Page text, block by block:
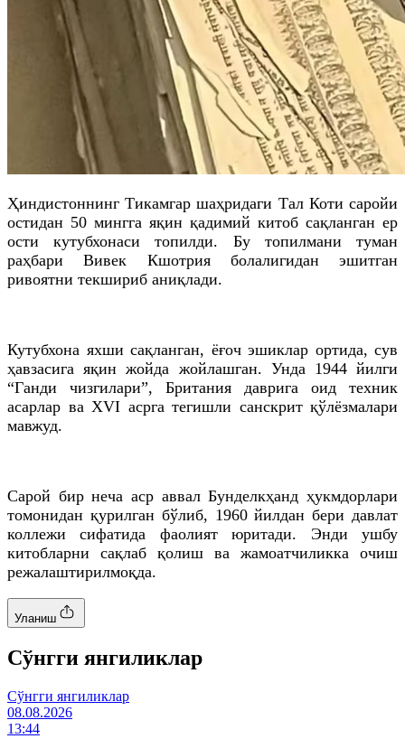
Ҳиндистоннинг Тикамгар шаҳридаги Тал Коти саройи
остидан 50 мингга яқин қадимий китоб сақланган ер
ости кутубхонаси топилди. Бу топилмани туман
раҳбари Вивек Кшотрия болалигидан эшитган
ривоятни текшириб аниқлади.
Кутубхона яхши сақланган, ёғоч эшиклар ортида, сув
ҳавзасига яқин жойда жойлашган. Унда 1944 йилги
“Ганди чизгилари”, Британия даврига оид техник
асарлар ва XVI асрга тегишли санскрит қўлёзмалари
мавжуд.
Сарой бир неча аср аввал Бунделкҳанд ҳукмдорлари
томонидан қурилган бўлиб, 1960 йилдан бери давлат
коллежи сифатида фаолият юритади. Энди ушбу
китобларни сақлаб қолиш ва жамоатчиликка очиш
режалаштирилмоқда.
Уланиш
Cўнгги янгиликлар
Cўнгги янгиликлар
08.08.2026
13:44